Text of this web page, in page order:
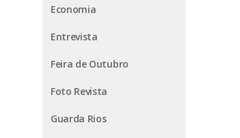
Economia
Entrevista
Feira de Outubro
Foto Revista
Guarda Rios